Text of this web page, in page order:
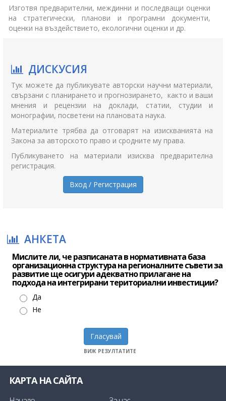
Изготвя предварителни, междинни и последващи оценки
на стратегически, планови и програмни документи,
оценки на въздействието, екологични оценки и др.
ДИСКУСИЯ
Тук можете да публикувате авторски научни материали,
свързани с планирането и прогнозирането, както и ваши
мнения и рецензии на доклади, статии, студии и
монографии, посветени на плановата наука.
Материалите трябва да отговарят на изискванията на
Закона за авторското право и сродните му права.
Публикуването на материали изисква предварителна
регистрация.
Вход / Регистрация
АНКЕТА
Мислите ли, че разписаната в нормативната база
организационна структура на регионалните съвети за
развитие ще осигури адекватно прилагане на
подхода на интегрирани териториални инвестиции?
Да
Не
Гласувай
ВИЖ РЕЗУЛТАТИТЕ
КАРТА НА САЙТА